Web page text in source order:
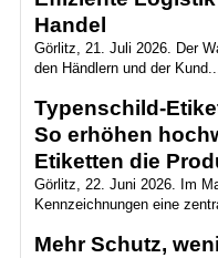
Handel
Görlitz, 21. Juli 2026. Der
den Händlern und der
Typenschild-
So erhöhen
Etiketten die
Görlitz, 22. Juni 2026. Im
Kennzeichnungen eine
Mehr Schutz,